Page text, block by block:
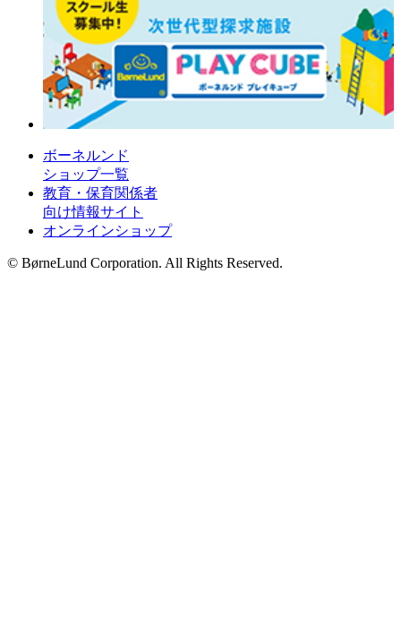
ボーネルンド
ショップ一覧
教育・保育関係者
向け情報サイト
オンラインショップ
© BørneLund Corporation. All Rights Reserved.